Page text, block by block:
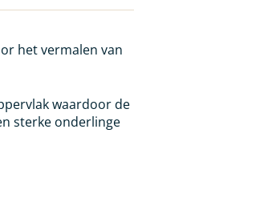
het vermalen van
waardoor de
sterke onderlinge